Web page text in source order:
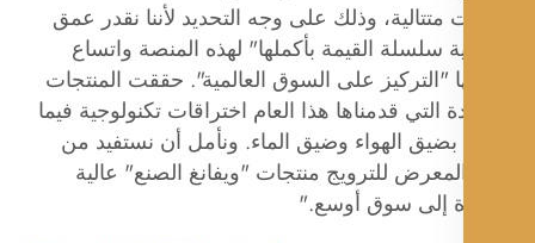
متتالية، وذلك على وجه التحديد لأننا نقدر عمق
سلسلة القيمة بأكملها" لهذه المنصة واتساع
"التركيز على السوق العالمية". حققت المنتجات
التي قدمناها هذا العام اختراقات تكنولوجية فيما
بضيق الهواء وضيق الماء. ونأمل أن نستفيد من
للترويج منتجات "ويفانغ الصنع" عالية
إلى سوق أوسع."